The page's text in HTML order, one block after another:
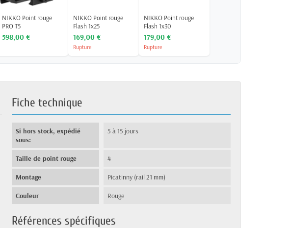
NIKKO Point rouge
PRO T5
598,00 €
NIKKO Point rouge
Flash 1x25
169,00 €
Rupture
NIKKO Point rouge
Flash 1x30
179,00 €
Rupture
Fiche technique
Si hors stock, expédié
sous:
5 à 15 jours
Taille de point rouge 4
Montage Picatinny (rail 21 mm)
Couleur Rouge
Références spécifiques